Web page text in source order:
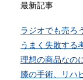
最新記事
ラジオでも売ろ
うまく失敗する
理想の商品なの
膝の手術、リハ